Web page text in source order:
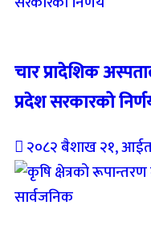
चार प्रादेशिक
प्रदेश सरकारको
२०८२ बैशाख २१,